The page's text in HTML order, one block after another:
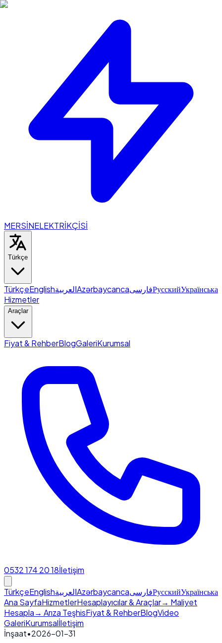
MERSİNELEKTRİKÇİSİ
Türkçe
TürkçeEnglishالعربيةAzərbaycancaفارسیРусскийУкраїнська
Hizmetler
Araçlar
Fiyat & RehberBlogGaleriKurumsal
0532 174 20 18İletişim
TürkçeEnglishالعربيةAzərbaycancaفارسیРусскийУкраїнська
Ana SayfaHizmetlerHesaplayıcılar & Araçlar→ Maliyet
Hesapla→ Arıza TeşhisFiyat & RehberBlogVideo
GaleriKurumsalİletişim
İnşaat•2026-01-31